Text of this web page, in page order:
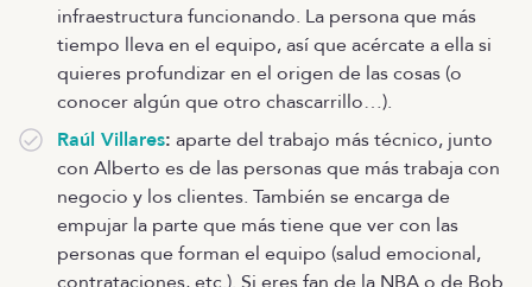
infraestructura funcionando. La persona que más
tiempo lleva en el equipo, así que acércate a ella si
quieres profundizar en el origen de las cosas (o
conocer algún que otro chascarrillo…).
Raúl Villares: aparte del trabajo más técnico, junto
con Alberto es de las personas que más trabaja con
negocio y los clientes. También se encarga de
empujar la parte que más tiene que ver con las
personas que forman el equipo (salud emocional,